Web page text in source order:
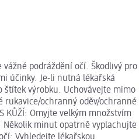
podráždění očí. Škodlivý pro
účinky. Je-li nutná lékařská
štítek výrobku. Uchovávejte mimo
rukavice/ochranný oděv/ochranné
KŮŽÍ: Omyjte velkým množstvím
Několik minut opatrně vyplachujte